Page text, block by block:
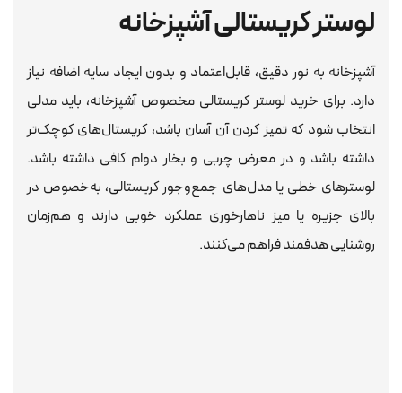
لوستر کریستالی آشپزخانه
آشپزخانه به نور دقیق، قابل‌اعتماد و بدون ایجاد سایه اضافه نیاز
دارد. برای خرید لوستر کریستالی مخصوص آشپزخانه، باید مدلی
انتخاب شود که تمیز کردن آن آسان باشد، کریستال‌های کوچک‌تر
داشته باشد و در معرض چربی و بخار دوام کافی داشته باشد.
لوسترهای خطی یا مدل‌های جمع‌وجور کریستالی، به‌خصوص در
بالای جزیره یا میز ناهارخوری عملکرد خوبی دارند و هم‌زمان
روشنایی هدفمند فراهم می‌کنند.